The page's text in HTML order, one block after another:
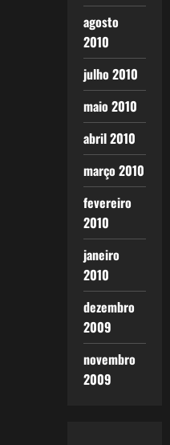
agosto
2010
julho 2010
maio 2010
abril 2010
março 2010
fevereiro
2010
janeiro
2010
dezembro
2009
novembro
2009